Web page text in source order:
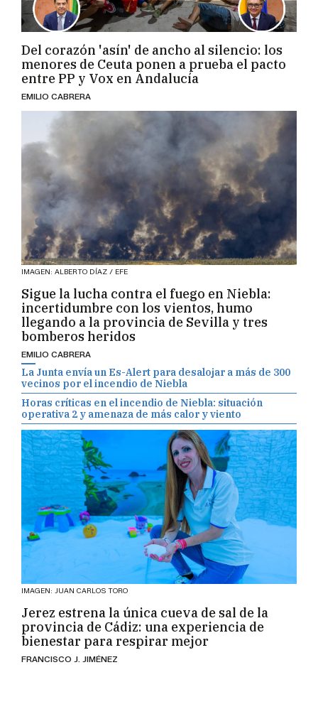
Del corazón 'asín' de ancho al silencio: los
menores de Ceuta ponen a prueba el pacto
entre PP y Vox en Andalucía
EMILIO CABRERA
IMAGEN: ALBERTO DÍAZ / EFE
Sigue la lucha contra el fuego en Niebla:
incertidumbre con los vientos, humo
llegando a la provincia de Sevilla y tres
bomberos heridos
EMILIO CABRERA
La Junta envía un Es-Alert para desalojar a más de 300
vecinos por el incendio de Niebla
Horas críticas en el incendio de Niebla: situación
operativa 2 y amenaza de más calor y viento
IMAGEN: JUAN CARLOS TORO
Jerez estrena la única cueva de sal de la
provincia de Cádiz: una experiencia de
bienestar para respirar mejor
FRANCISCO J. JIMÉNEZ